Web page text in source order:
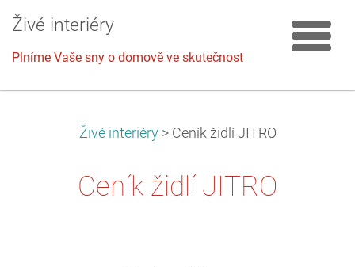
Živé interiéry
Plníme Vaše sny o domově ve skutečnost
Živé interiéry > Ceník židlí JITRO
Ceník židlí JITRO